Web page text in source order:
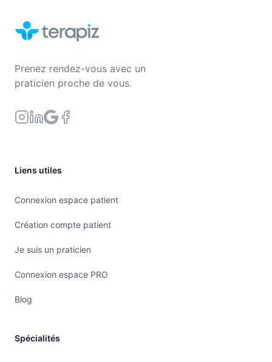
Prenez rendez-vous avec un
praticien proche de vous.
Liens utiles
Connexion espace patient
Création compte patient
Je suis un praticien
Connexion espace PRO
Blog
Spécialités